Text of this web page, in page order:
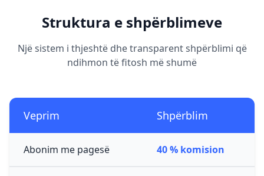
Struktura e shpërblimeve
Një sistem i thjeshtë dhe transparent shpërblimi që
ndihmon të fitosh më shumë
Veprim Shpërblim
Abonim me pagesë 40 % komision